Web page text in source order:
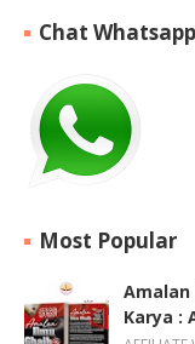
Chat Whatsapp
Most Popular
Karya :